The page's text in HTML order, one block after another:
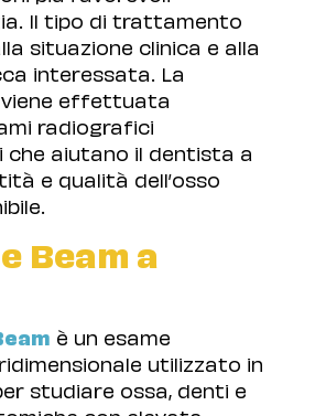
Il tipo di trattamento
situazione clinica e alla
interessata. La
effettuata
radiografici
che aiutano il dentista a
e qualità dell’osso
Beam a
è un esame
utilizzato in
studiare ossa, denti e